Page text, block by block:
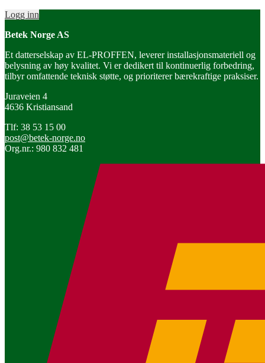
Logg inn
Betek Norge AS
Et datterselskap av EL-PROFFEN, leverer installasjonsmateriell og
belysning av høy kvalitet. Vi er dedikert til kontinuerlig forbedring,
tilbyr omfattende teknisk støtte, og prioriterer bærekraftige praksiser.
Juraveien 4
4636 Kristiansand
Tlf: 38 53 15 00
post@betek-norge.no
Org.nr.: 980 832 481